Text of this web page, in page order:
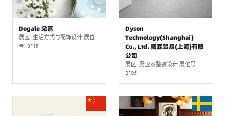
Dogale 朵嘉
展区: 生活方式与配饰设计 展位
号: 3F15
Dyson
Technology(Shanghai)
Co., Ltd. 戴森贸易(上海)有限
公司
展区: 厨卫及整装设计 展位号:
2F05